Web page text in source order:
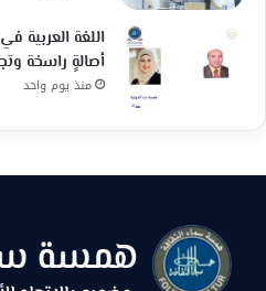
اللغة العربية
أصالةٍ راسخة
منذ يوم واحد